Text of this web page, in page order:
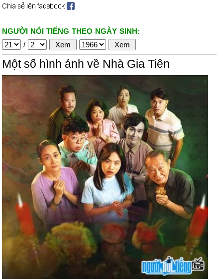
NGƯỜI NỔI TIẾNG THEO NGÀY SINH:
/
Một số hình ảnh về Nhà Gia Tiên